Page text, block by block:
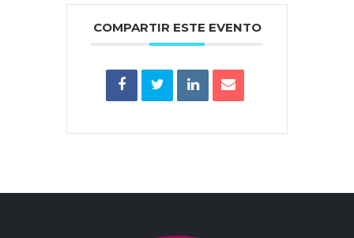
COMPARTIR ESTE EVENTO